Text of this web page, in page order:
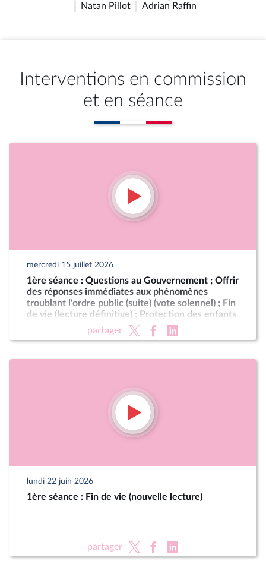
Natan Pillot
Adrian Raffin
Interventions en commission
et en séance
mercredi 15 juillet 2026
1ère séance : Questions au Gouvernement ; Offrir
des réponses immédiates aux phénomènes
troublant l'ordre public (suite) (vote solennel) ; Fin
de vie (lecture définitive) ; Protection des enfants
partager
lundi 22 juin 2026
1ère séance : Fin de vie (nouvelle lecture)
partager